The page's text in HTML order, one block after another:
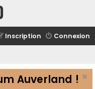
Connexion
Inscription
Auverland !